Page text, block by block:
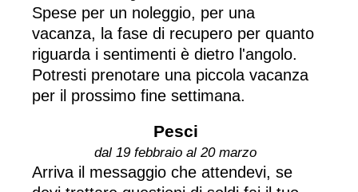
Spese per un noleggio, per una
vacanza, la fase di recupero per quanto
riguarda i sentimenti è dietro l'angolo.
Potresti prenotare una piccola vacanza
per il prossimo fine settimana.
Pesci
dal 19 febbraio al 20 marzo
Arriva il messaggio che attendevi, se